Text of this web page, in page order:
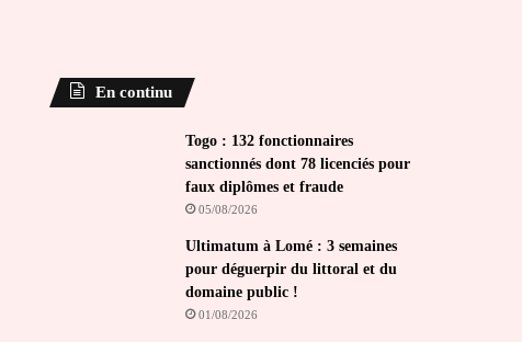
En continu
Togo : 132 fonctionnaires
sanctionnés dont 78 licenciés pour
faux diplômes et fraude
05/08/2026
Ultimatum à Lomé : 3 semaines
pour déguerpir du littoral et du
domaine public !
01/08/2026